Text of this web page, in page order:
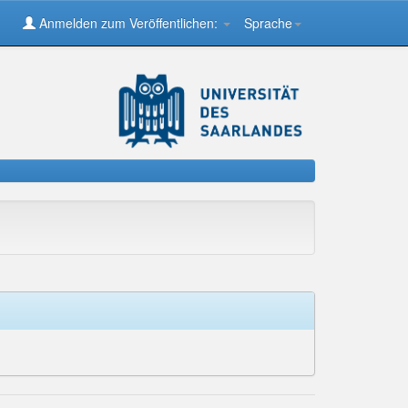
Sprache
Anmelden zum Veröffentlichen: